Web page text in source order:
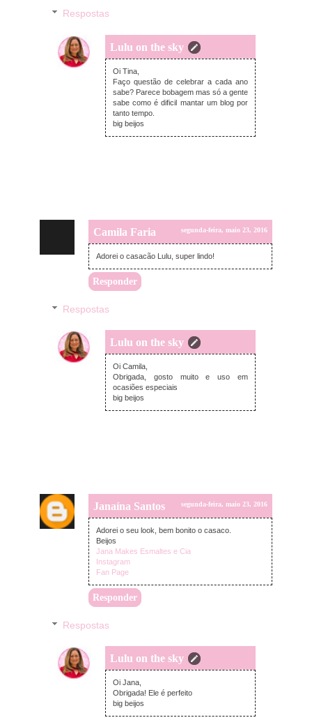
Respostas
Lulu on the sky
terça-feira, maio 24, 2016
Oi Tina,
Faço questão de celebrar a cada ano
sabe? Parece bobagem mas só a gente
sabe como é dificil mantar um blog por
tanto tempo.
big beijos
Camila Faria segunda-feira, maio 23, 2016
Adorei o casacão Lulu, super lindo!
Responder
Respostas
Lulu on the sky
terça-feira, maio 24, 2016
Oi Camila,
Obrigada, gosto muito e uso em
ocasiões especiais
big beijos
Janaína Santos segunda-feira, maio 23, 2016
Adorei o seu look, bem bonito o casaco.
Beijos
Jana Makes Esmaltes e Cia
Instagram
Fan Page
Responder
Respostas
Lulu on the sky
terça-feira, maio 24, 2016
Oi Jana,
Obrigada! Ele é perfeito
big beijos